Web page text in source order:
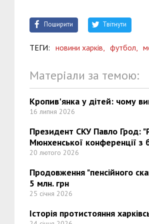
Поширити Твітнути
ТЕГИ: новини харків, футбол,
Матеріали за темою:
Кропив'янка у дітей: чому
16 липня 2026
Президент СКУ Павло Грод:
Мюнхенської конференції з
20 лютого 2026
Продовження "пенсійного
5 млн. грн
25 січня 2026
Історія протистояння